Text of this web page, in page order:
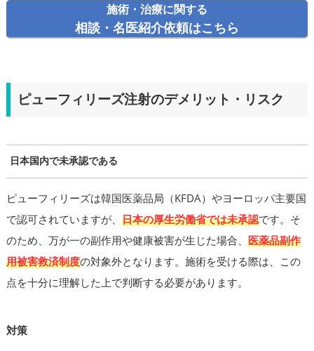
施術・治療に関する
相談・名医紹介依頼はこちら
ピューフィリーズ注射のデメリット・リスク
日本国内で未承認である
ピューフィリーズは韓国医薬品局（KFDA）やヨーロッパ主要国
で認可されていますが、 日本の厚生労働省では未承認です。そ
のため、万が一の副作用や健康被害が生じた場合、 医薬品副作
用被害救済制度の対象外となります。施術を受ける際は、この
点を十分に理解した上で判断する必要があります。
対策